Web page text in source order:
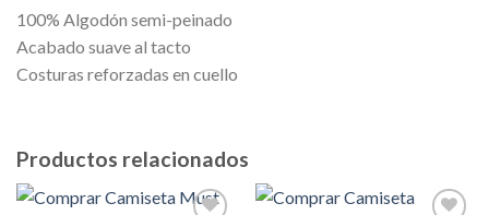
100% Algodón semi-peinado
Acabado suave al tacto
Costuras reforzadas en cuello
Productos relacionados